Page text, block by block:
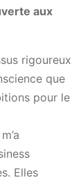
aux
rigoureux
que
pour le
Elles